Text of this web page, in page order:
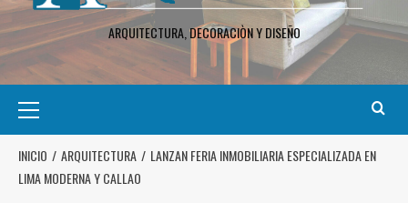
ARQUITECTURA, DECORACIÒN Y DISEÑO
INICIO ARQUITECTURA
LANZAN FERIA INMOBILIARIA ESPECIALIZADA EN
LIMA MODERNA Y CALLAO